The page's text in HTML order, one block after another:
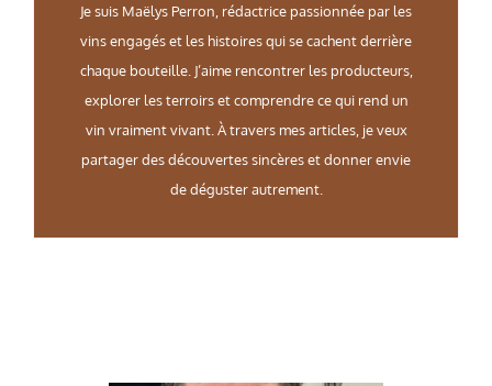
Je suis Maëlys Perron, rédactrice passionnée par les
vins engagés et les histoires qui se cachent derrière
chaque bouteille. J’aime rencontrer les producteurs,
explorer les terroirs et comprendre ce qui rend un
vin vraiment vivant. À travers mes articles, je veux
partager des découvertes sincères et donner envie
de déguster autrement.